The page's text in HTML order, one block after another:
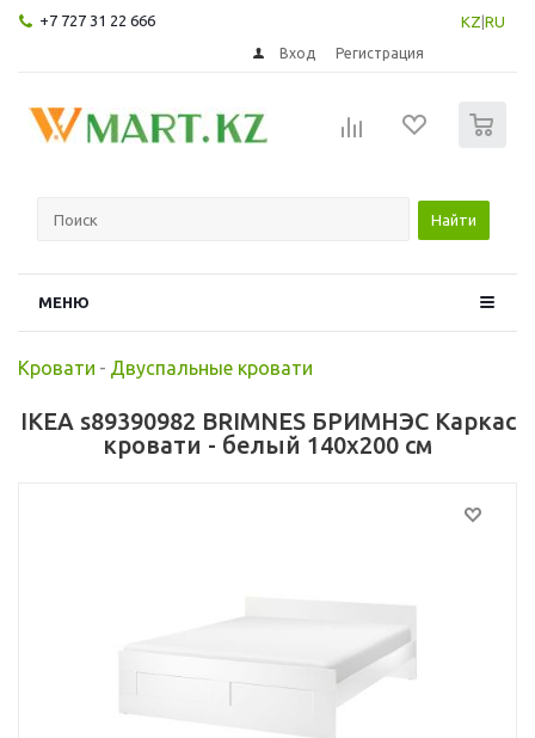
+7 727 31 22 666 KZ RU
Вход Регистрация
Найти
МЕНЮ
Кровати - Двуспальные кровати
IKEA s89390982 BRIMNES БРИМНЭС Каркас
кровати - белый 140x200 см